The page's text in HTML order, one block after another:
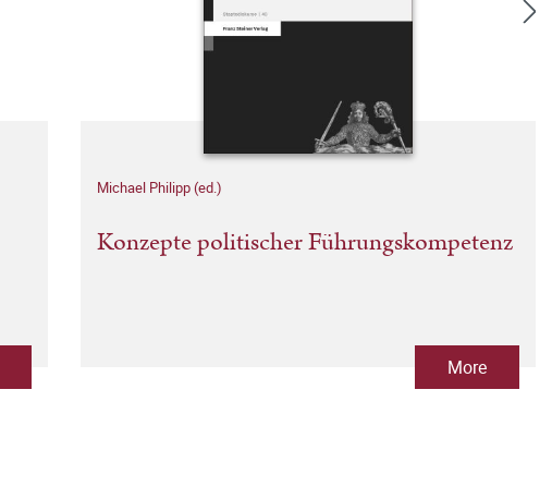
Michael Philipp (ed.)
Konzepte politischer Führungskompetenz
More